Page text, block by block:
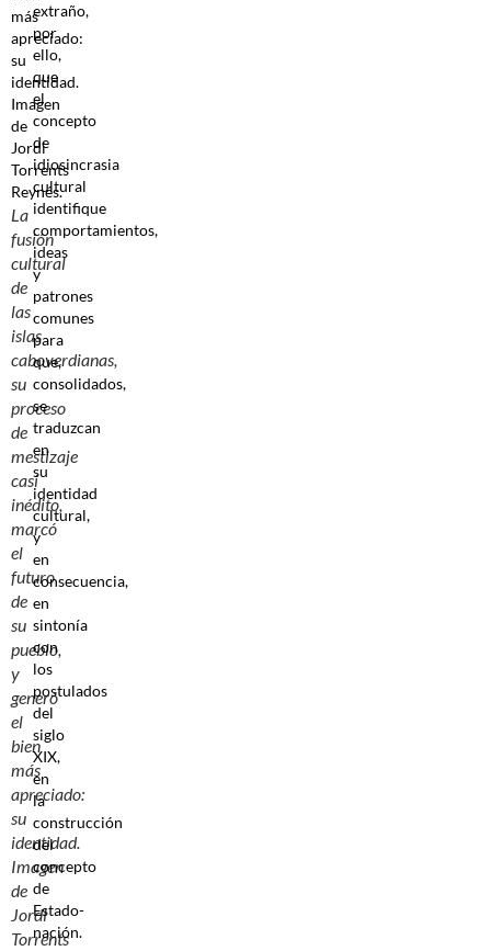
La
fusión
cultural
de
las
islas
caboverdianas,
su
proceso
de
mestizaje
casi
inédito,
marcó
el
futuro
de
su
pueblo,
y
generó
el
bien
más
apreciado:
su
identidad.
Imagen
de
Jordi
Torrents
extraño,
por
ello,
que
el
concepto
de
idiosincrasia
cultural
identifique
comportamientos,
ideas
y
patrones
comunes
para
que,
consolidados,
se
traduzcan
en
su
identidad
cultural,
y
en
consecuencia,
en
sintonía
con
los
postulados
del
siglo
XIX,
en
la
construcción
del
concepto
de
Estado-
nación.